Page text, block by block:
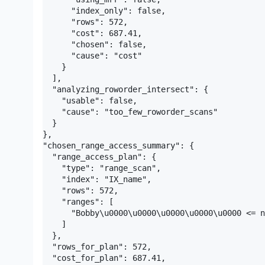
      "index_only": false,
      "rows": 572,
      "cost": 687.41,
      "chosen": false,
      "cause": "cost"
    }
  ],
  "analyzing_roworder_intersect": {
    "usable": false,
    "cause": "too_few_roworder_scans"
  }
},
"chosen_range_access_summary": {
  "range_access_plan": {
    "type": "range_scan",
    "index": "IX_name",
    "rows": 572,
    "ranges": [
"Bobby\u0000\u0000\u0000\u0000\u0000 <=
    ]
  },
  "rows_for_plan": 572,
  "cost_for_plan": 687.41,